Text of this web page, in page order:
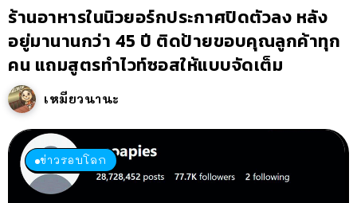
ร้านอาหารในนิวยอร์กประกาศปิดตัวลง หลัง
อยู่มานานกว่า 45 ปี ติดป้ายขอบคุณลูกค้าทุก
คน แถมสูตรทำไวท์ซอสให้แบบจัดเต็ม
เหมียวนานะ
ข่าวรอบโลก